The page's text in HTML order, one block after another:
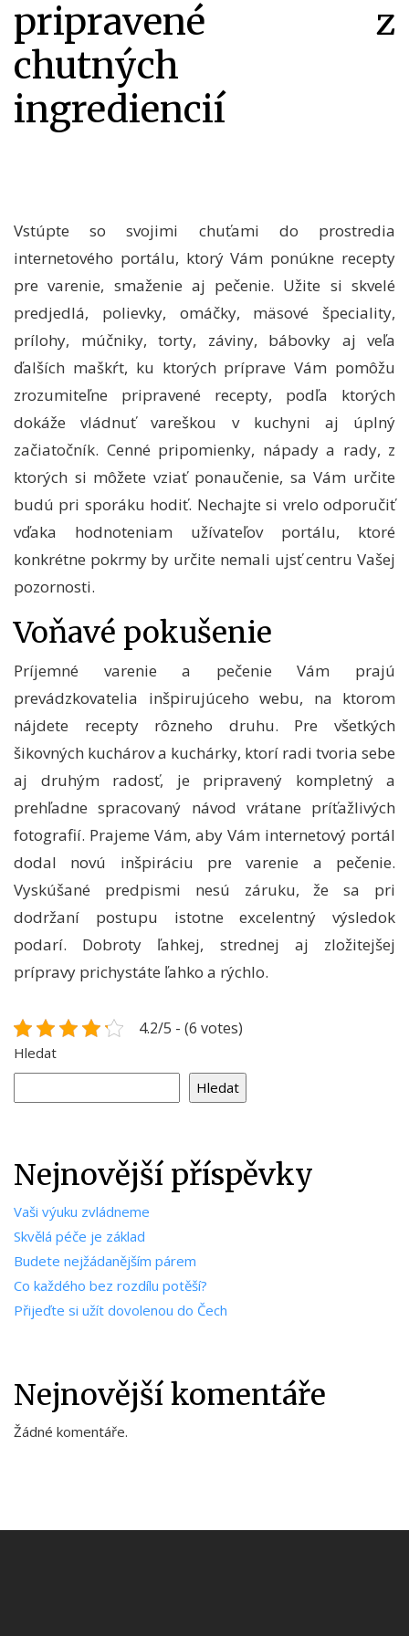
pripravené z
chutných
ingrediencií
Vstúpte so svojimi chuťami do prostredia
internetového portálu, ktorý Vám ponúkne recepty
pre varenie, smaženie aj pečenie. Užite si skvelé
predjedlá, polievky, omáčky, mäsové špeciality,
prílohy, múčniky, torty, záviny, bábovky aj veľa
ďalších maškŕt, ku ktorých príprave Vám pomôžu
zrozumiteľne pripravené recepty, podľa ktorých
dokáže vládnuť vareškou v kuchyni aj úplný
začiatočník. Cenné pripomienky, nápady a rady, z
ktorých si môžete vziať ponaučenie, sa Vám určite
budú pri sporáku hodiť. Nechajte si vrelo odporučiť
vďaka hodnoteniam užívateľov portálu, ktoré
konkrétne pokrmy by určite nemali ujsť centru Vašej
pozornosti.
Voňavé pokušenie
Príjemné varenie a pečenie Vám prajú
prevádzkovatelia inšpirujúceho webu, na ktorom
nájdete recepty rôzneho druhu. Pre všetkých
šikovných kuchárov a kuchárky, ktorí radi tvoria sebe
aj druhým radosť, je pripravený kompletný a
prehľadne spracovaný návod vrátane príťažlivých
fotografií. Prajeme Vám, aby Vám internetový portál
dodal novú inšpiráciu pre varenie a pečenie.
Vyskúšané predpismi nesú záruku, že sa pri
dodržaní postupu istotne excelentný výsledok
podarí. Dobroty ľahkej, strednej aj zložitejšej
prípravy prichystáte ľahko a rýchlo.
4.2/5 - (6 votes)
Hledat
Hledat
Nejnovější příspěvky
Vaši výuku zvládneme
Skvělá péče je základ
Budete nejžádanějším párem
Co každého bez rozdílu potěší?
Přijeďte si užít dovolenou do Čech
Nejnovější komentáře
Žádné komentáře.